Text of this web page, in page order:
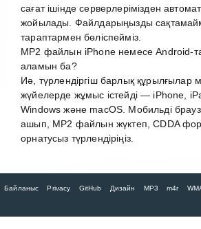
сағат ішінде серверлерімізден
жойылады. Файлдарыңызды
тараптармен бөліспейміз.
MP2 файлын iPhone немесе Android-
аламын ба?
Иә, түрлендіргіш барлық құрылғылар
жүйелерде жұмыс істейді — iPhone,
Windows және macOS. Мобильді
ашып, MP2 файлын жүктеп, CDDA
орнатусыз түрлендіріңіз.
Байланыс Privacy GitHub Дизайн MP3 m4r